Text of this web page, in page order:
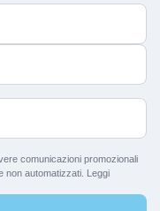
comunicazioni promozionali
non automatizzati. Leggi